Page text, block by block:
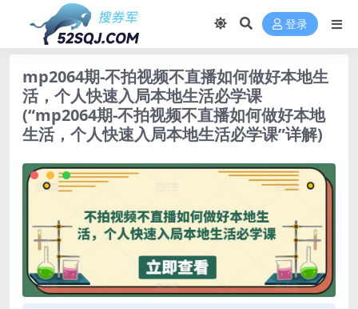
登录
mp2064期-不拍视频不直播如何做好本地生
活，个人快速入局本地生活必学课
(“mp2064期-不拍视频不直播如何做好本地
生活，个人快速入局本地生活必学课”详解)